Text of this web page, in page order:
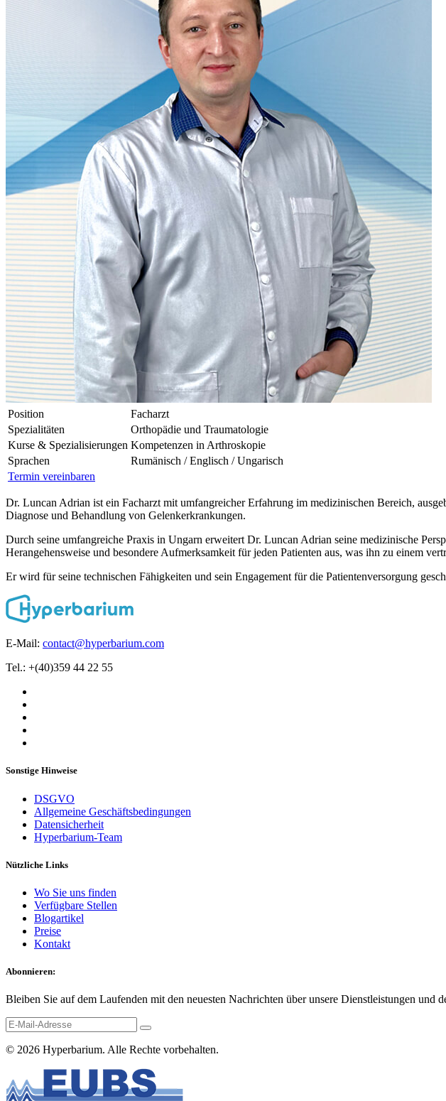
Position
Facharzt
Spezialitäten
Orthopädie und Traumatologie
Kurse & Spezialisierungen Kompetenzen in Arthroskopie
Sprachen
Rumänisch / Englisch / Ungarisch
Termin vereinbaren
Dr. Luncan Adrian ist ein Facharzt mit umfangreicher Erfahrung im medizinischen Bereich,
Diagnose und Behandlung von Gelenkerkrankungen.
Durch seine umfangreiche Praxis in Ungarn erweitert Dr. Luncan Adrian seine medizinische
Herangehensweise und besondere Aufmerksamkeit für jeden Patienten aus, was ihn zu einem
Er wird für seine technischen Fähigkeiten und sein Engagement für die Patientenversorgung
E-Mail: contact@hyperbarium.com
Tel.: +(40)359 44 22 55
Sonstige Hinweise
DSGVO
Allgemeine Geschäftsbedingungen
Datensicherheit
Hyperbarium-Team
Nützliche Links
Wo Sie uns finden
Verfügbare Stellen
Blogartikel
Preise
Kontakt
Abonnieren:
Bleiben Sie auf dem Laufenden mit den neuesten Nachrichten über unsere Dienstleistungen und
© 2026 Hyperbarium. Alle Rechte vorbehalten.